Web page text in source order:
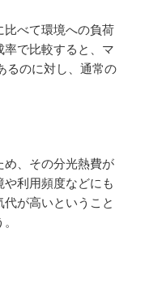
比べて環境への負荷
で比較すると、マ
るのに対し、通常の
め、その分光熱費が
利用頻度などにも
が高いということ